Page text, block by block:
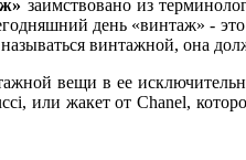
заимствовано из
день «винтаж» -
винтажной, она
вещи в ее
или жакет от Chanel,